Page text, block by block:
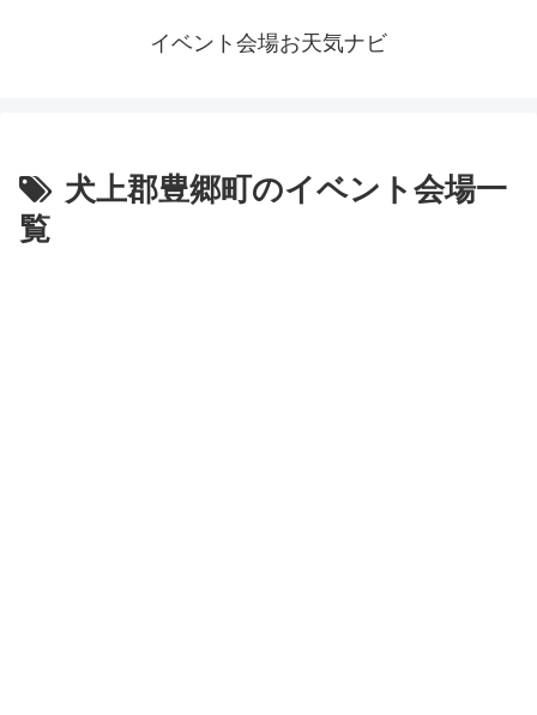
イベント会場お天気ナビ
犬上郡豊郷町のイベント会場一
覧